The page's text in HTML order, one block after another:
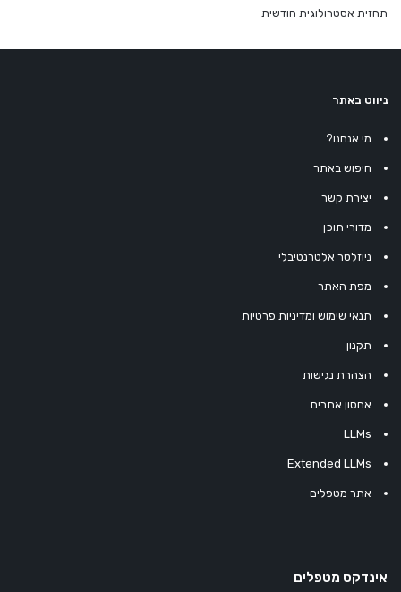
תחזית אסטרולוגית חודשית
ניווט באתר
מי אנחנו?
חיפוש באתר
יצירת קשר
מדורי תוכן
ניוזלטר אלטרנטיבלי
מפת האתר
תנאי שימוש ומדיניות פרטיות
תקנון
הצהרת נגישות
אחסון אתרים
LLMs
Extended LLMs
אתר מטפלים
אינדקס מטפלים